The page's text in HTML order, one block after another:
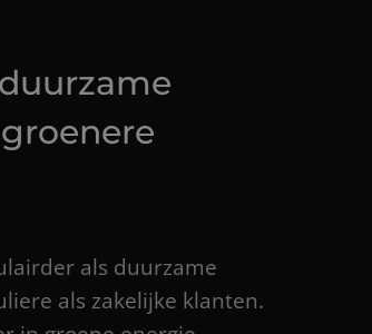
als duurzame
als zakelijke klanten.